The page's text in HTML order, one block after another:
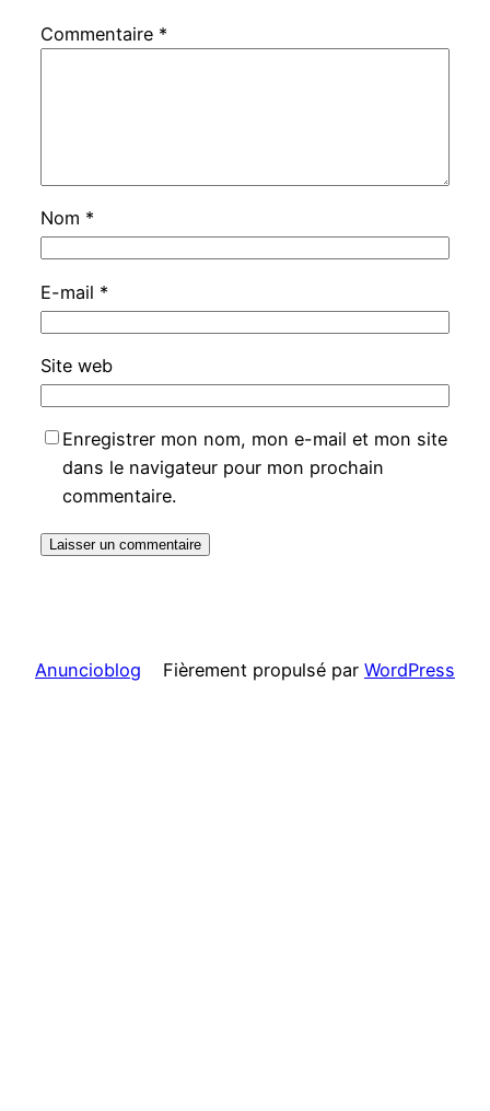
Commentaire *
Nom *
E-mail *
Site web
Enregistrer mon nom, mon e-mail et mon site
dans le navigateur pour mon prochain
commentaire.
Anuncioblog Fièrement propulsé par WordPress